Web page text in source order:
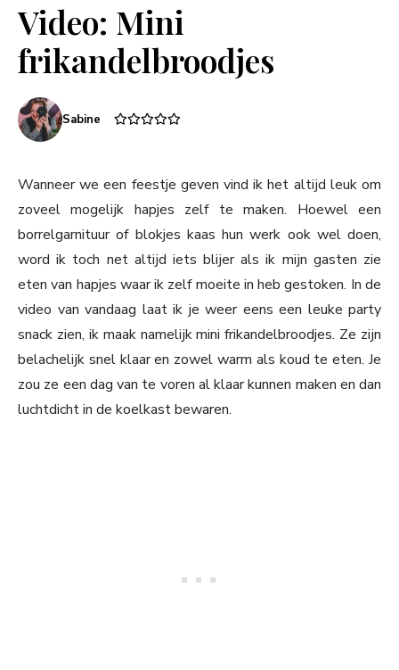
Video: Mini
frikandelbroodjes
Sabine
Wanneer we een feestje geven vind ik het altijd leuk om
zoveel mogelijk hapjes zelf te maken. Hoewel een
borrelgarnituur of blokjes kaas hun werk ook wel doen,
word ik toch net altijd iets blijer als ik mijn gasten zie
eten van hapjes waar ik zelf moeite in heb gestoken. In de
video van vandaag laat ik je weer eens een leuke party
snack zien, ik maak namelijk mini frikandelbroodjes. Ze zijn
belachelijk snel klaar en zowel warm als koud te eten. Je
zou ze een dag van te voren al klaar kunnen maken en dan
luchtdicht in de koelkast bewaren.